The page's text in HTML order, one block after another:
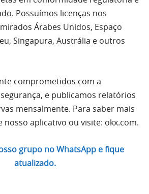
Possuímos licenças nos
Árabes Unidos, Espaço
Singapura, Austrália e outros
comprometidos com a
e publicamos relatórios
mensalmente. Para saber mais
nosso aplicativo ou visite: okx.com.
grupo no WhatsApp e fique
atualizado.